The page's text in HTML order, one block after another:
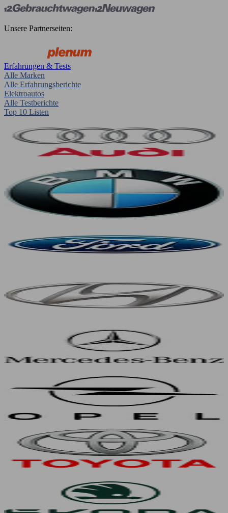
Unsere Partnerseiten:
Erfahrungen & Tests
Alle Marken
Alle Erfahrungsberichte
Elektroautos
Alle Testberichte
Top 10 Listen